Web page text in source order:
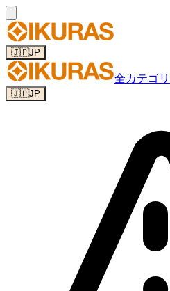
🇯🇵JP
全カテゴリ
🇯🇵JP